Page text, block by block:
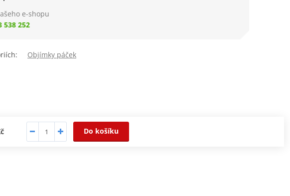
e-shopu
538 252
Objímky páček
Do košíku